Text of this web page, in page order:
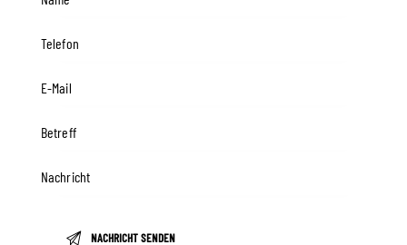
Please leave this field empty.